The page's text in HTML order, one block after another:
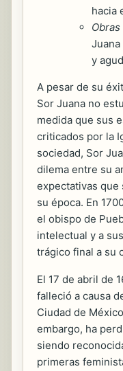
hacia
y
A pesar de su
Sor Juana no
medida que sus
criticados por la
sociedad, Sor
dilema entre su
expectativas que
su época. En
el obispo de
intelectual y a
trágico final a su
El 17 de abril de
falleció a causa
Ciudad de
embargo, ha
siendo
primeras